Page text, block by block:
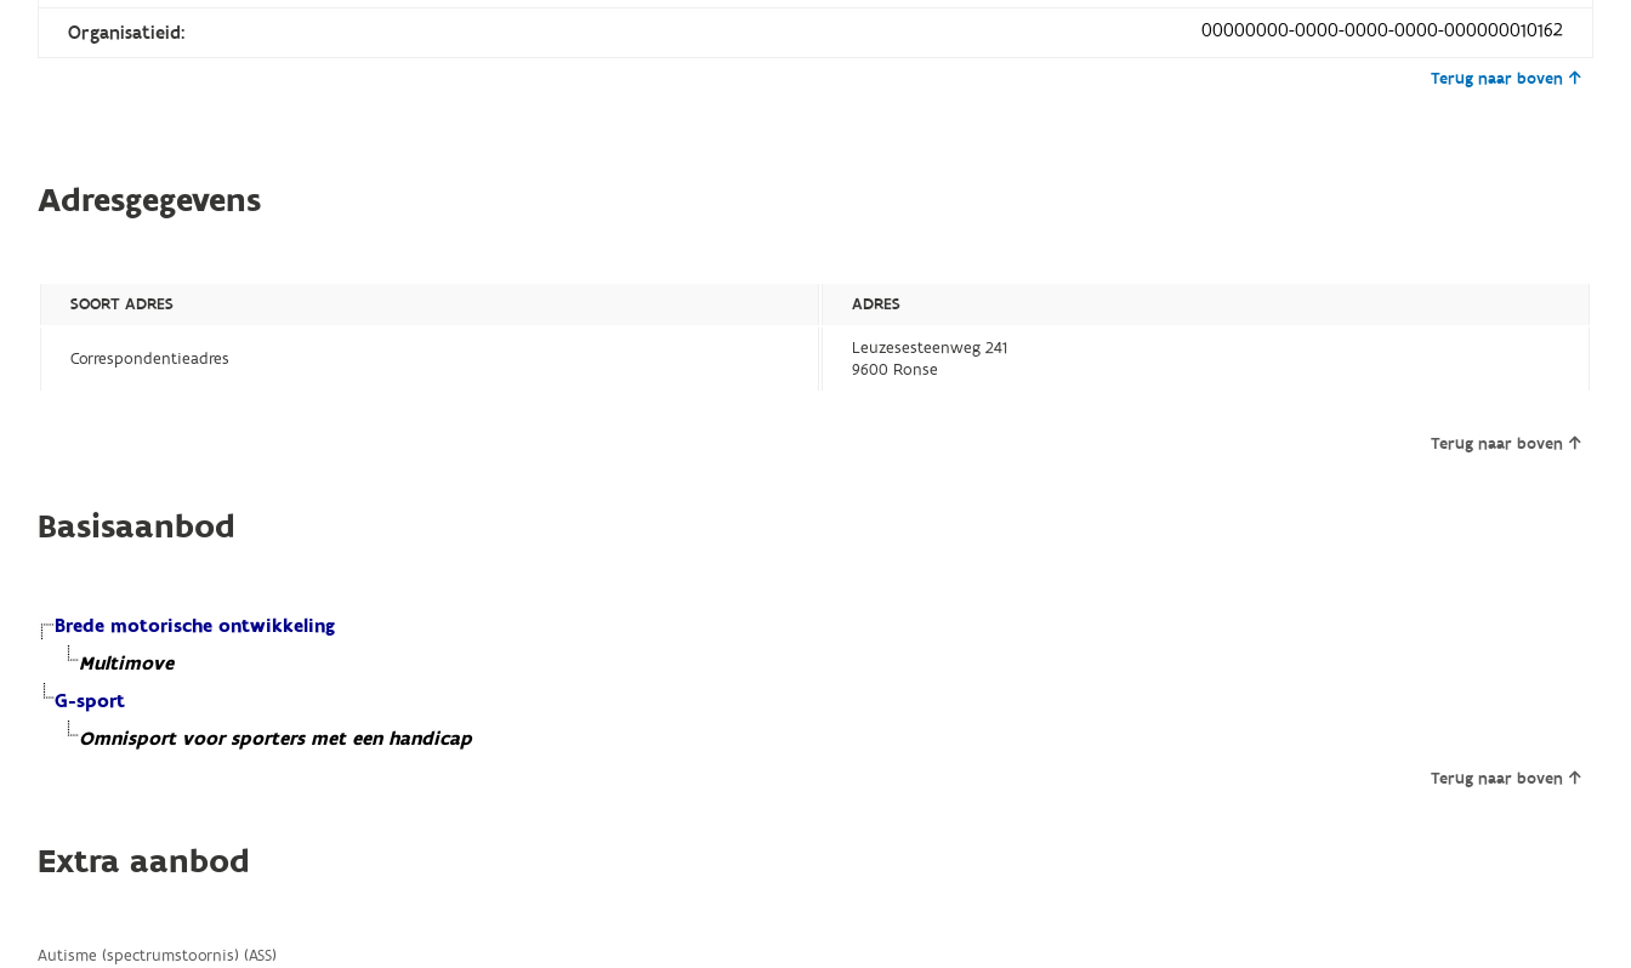
Organisatieid: 00000000-0000-0000-0000-000000010162
Terug naar boven
Adresgegevens
SOORT ADRES ADRES
Correspondentieadres
Leuzesesteenweg 241
9600 Ronse
Terug naar boven
Basisaanbod
Brede motorische ontwikkeling
Multimove
G-sport
Omnisport voor sporters met een handicap
Terug naar boven
Extra aanbod
Autisme (spectrumstoornis) (ASS)